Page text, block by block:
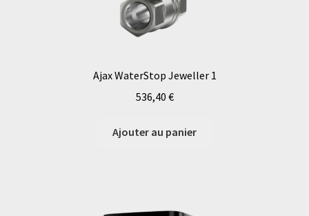
Ajax WaterStop Jeweller 1
536,40 €
Ajouter au panier